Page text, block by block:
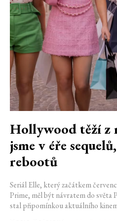
Hollywood těží z
jsme v éře
rebootů
Seriál Elle, který začátkem
Prime, měl být návratem do světa
stal připomínkou aktuálního